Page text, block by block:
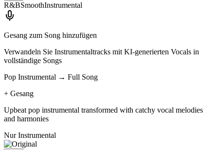
R&BSmoothInstrumental
Gesang zum Song hinzufügen
Verwandeln Sie Instrumentaltracks mit KI-generierten Vocals in
vollständige Songs
Pop Instrumental → Full Song
+ Gesang
Upbeat pop instrumental transformed with catchy vocal melodies
and harmonies
Nur Instrumental